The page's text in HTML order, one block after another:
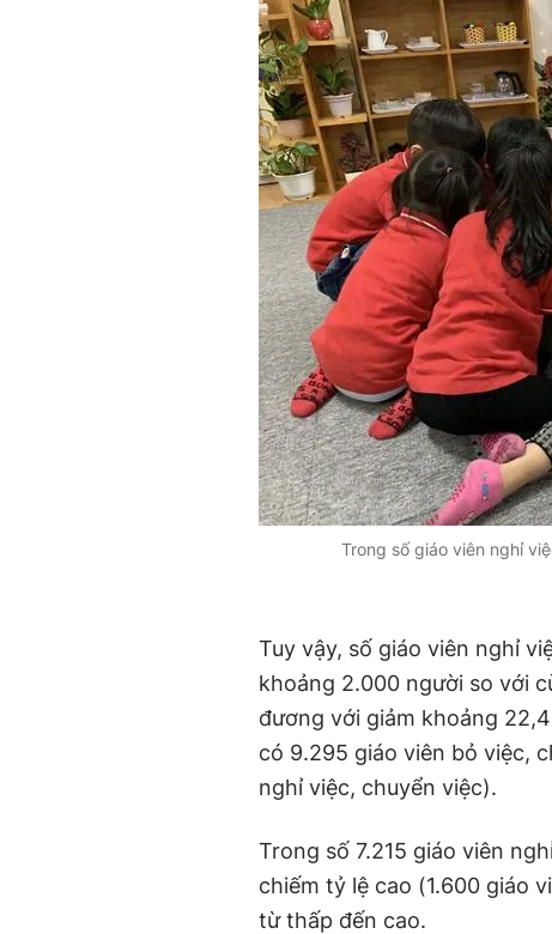
Trong số giáo viên nghỉ
Tuy vậy, số giáo viên nghỉ
khoảng 2.000 người so với
đương với giảm khoảng
có 9.295 giáo viên bỏ việc,
nghỉ việc, chuyển việc).
Trong số 7.215 giáo viên
chiếm tỷ lệ cao (1.600 giáo
từ thấp đến cao.